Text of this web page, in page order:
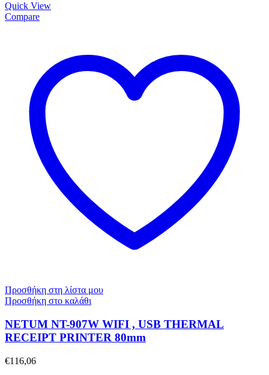
Quick View
Compare
Προσθήκη στη λίστα μου
Προσθήκη στο καλάθι
NETUM NT-907W WIFI , USB THERMAL
RECEIPT PRINTER 80mm
€116,06